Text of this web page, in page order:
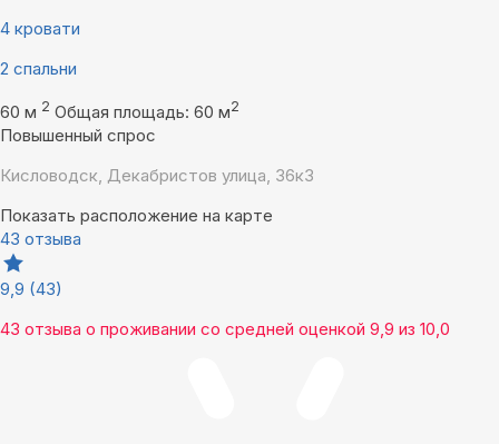
4 кровати
2 спальни
60 м 2 Общая площадь: 60 м2
Повышенный спрос
Кисловодск, Декабристов улица, 36к3
Показать расположение на карте
43 отзыва
9,9 (43)
43 отзыва о проживании со средней оценкой 9,9 из 10,0